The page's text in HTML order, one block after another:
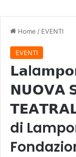
Home / EVENTI
EVENTI
𝗡𝗨𝗢𝗩𝗔
di